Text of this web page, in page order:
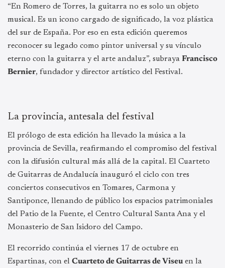
“En Romero de Torres, la guitarra no es solo un objeto
musical. Es un icono cargado de significado, la voz plástica
del sur de España. Por eso en esta edición queremos
reconocer su legado como pintor universal y su vínculo
eterno con la guitarra y el arte andaluz”, subraya Francisco
Bernier, fundador y director artístico del Festival.
La provincia, antesala del festival
El prólogo de esta edición ha llevado la música a la
provincia de Sevilla, reafirmando el compromiso del festival
con la difusión cultural más allá de la capital. El Cuarteto
de Guitarras de Andalucía inauguró el ciclo con tres
conciertos consecutivos en Tomares, Carmona y
Santiponce, llenando de público los espacios patrimoniales
del Patio de la Fuente, el Centro Cultural Santa Ana y el
Monasterio de San Isidoro del Campo.
El recorrido continúa el viernes 17 de octubre en
Espartinas, con el Cuarteto de Guitarras de Viseu en la